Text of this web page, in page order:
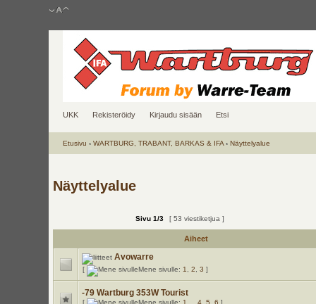
UKK Rekisteröidy Kirjaudu sisään Etsi
Etusivu ‹ WARTBURG, TRABANT, BARKAS & IFA ‹ Näyttelyalue
Näyttelyalue
Sivu 1/3 [ 53 viestiketjua ]
Aiheet
Avowarre
[ Mene sivulle: 1 2 3 ]
-79 Wartburg 353W Tourist
[ Mene sivulle: 1 4, 5 6 ]